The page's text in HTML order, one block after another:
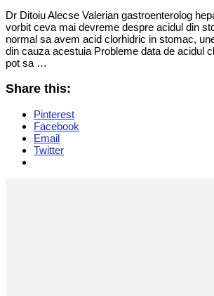
Dr Ditoiu Alecse Valerian gastroenterolog
vorbit ceva mai devreme despre acidul din
normal sa avem acid clorhidric in stomac,
din cauza acestuia Probleme data de acidul
pot sa …
Share this:
Pinterest
Facebook
Email
Twitter